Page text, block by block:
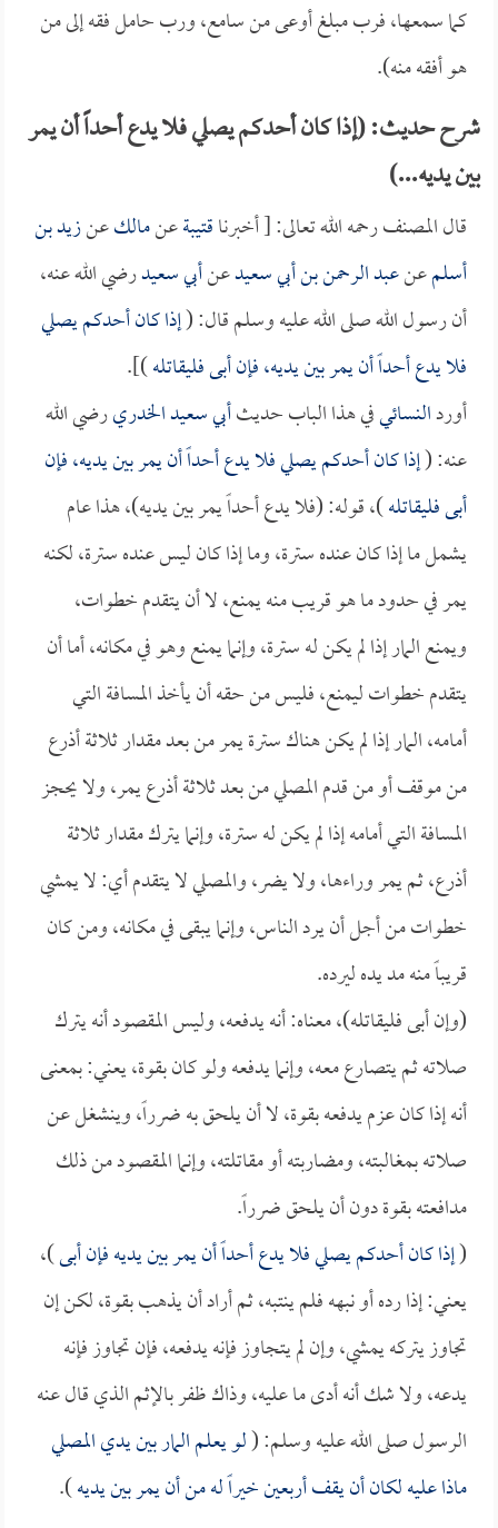
كما سمعها، فرب مبلغ أوعى من سامع، ورب حامل فقه إلى من
هو أفقه منه).
شرح حديث: (إذا كان أحدكم يصلي فلا يدع أحداً أن يمر
بين يديه...)
قال المصنف رحمه الله تعالى: [ أخبرناقتيبةعنمالكعنزيد بن
أسلمعنعبد الرحمن بن أبي سعيدعنأبي سعيدرضي الله عنه،
أن رسول الله صلى الله عليه وسلم قال: (إذا كان أحدكم يصلي
فلا يدع أحداً أن يمر بين يديه، فإن أبى فليقاتله)].
أوردالنسائيفي هذا الباب حديثأبي سعيد الخدريرضي الله
عنه: (إذا كان أحدكم يصلي فلا يدع أحداً أن يمر بين يديه، فإن
أبى فليقاتله)، قوله: (فلا يدع أحداً يمر بين يديه)، هذا عام
يشمل ما إذا كان عنده سترة، وما إذا كان ليس عنده سترة، لكنه
يمر في حدود ما هو قريب منه يمنع، لا أن يتقدم خطوات،
ويمنع المار إذا لم يكن له سترة، وإنما يمنع وهو في مكانه، أما أن
يتقدم خطوات ليمنع، فليس من حقه أن يأخذ المسافة التي
أمامه، المار إذا لم يكن هناك سترة يمر من بعد مقدار ثلاثة أذرع
من موقف أو من قدم المصلي من بعد ثلاثة أذرع يمر، ولا يحجز
المسافة التي أمامه إذا لم يكن له سترة، وإنما يترك مقدار ثلاثة
أذرع، ثم يمر وراءها، ولا يضر، والمصلي لا يتقدم أي: لا يمشي
خطوات من أجل أن يرد الناس، وإنما يبقى في مكانه، ومن كان
قريباً منه مد يده ليرده.
(وإن أبى فليقاتله)، معناه: أنه يدفعه، وليس المقصود أنه يترك
صلاته ثم يتصارع معه، وإنما يدفعه ولو كان بقوة، يعني: بمعنى
أنه إذا كان عزم يدفعه بقوة، لا أن يلحق به ضرراً، وينشغل عن
صلاته بمغالبته، ومضاربته أو مقاتلته، وإنما المقصود من ذلك
مدافعته بقوة دون أن يلحق ضرراً.
(إذا كان أحدكم يصلي فلا يدع أحداً أن يمر بين يديه فإن أبى)،
يعني: إذا رده أو نبهه فلم ينتبه، ثم أراد أن يذهب بقوة، لكن إن
تجاوز يتركه يمشي، وإن لم يتجاوز فإنه يدفعه، فإن تجاوز فإنه
يدعه، ولا شك أنه أدى ما عليه، وذاك ظفر بالإثم الذي قال عنه
الرسول صلى الله عليه وسلم: (لو يعلم المار بين يدي المصلي
ماذا عليه لكان أن يقف أربعين خيراً له من أن يمر بين يديه).